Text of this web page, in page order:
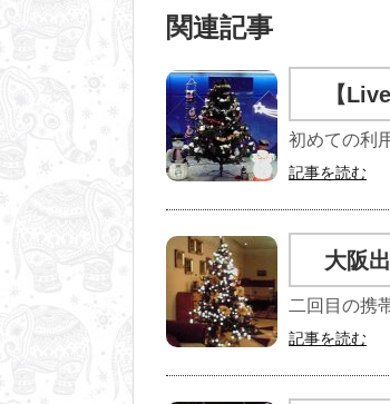
関連記事
【
初めての利
記事を読む
大阪
二回目の携
記事を読む